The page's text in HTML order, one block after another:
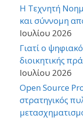
Η Τεχνητή
και σύννομη
Ιουλίου 2026
Γιατί ο
διοικητικής
Ιουλίου 2026
Open Source
στρατηγικός